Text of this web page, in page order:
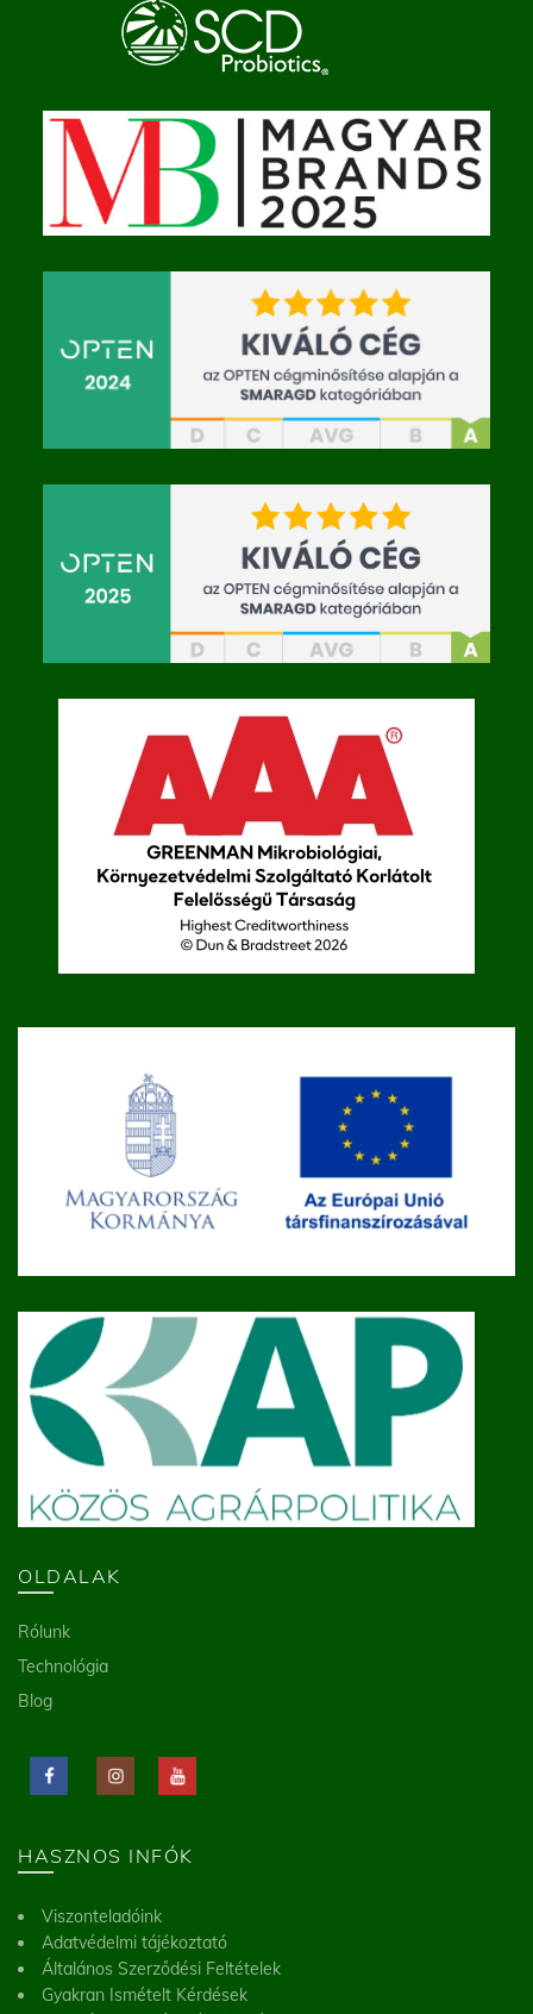
OLDALAK
Rólunk
Technológia
Blog
HASZNOS INFÓK
Viszonteladóink
Adatvédelmi tájékoztató
Általános Szerződési Feltételek
Gyakran Ismételt Kérdések